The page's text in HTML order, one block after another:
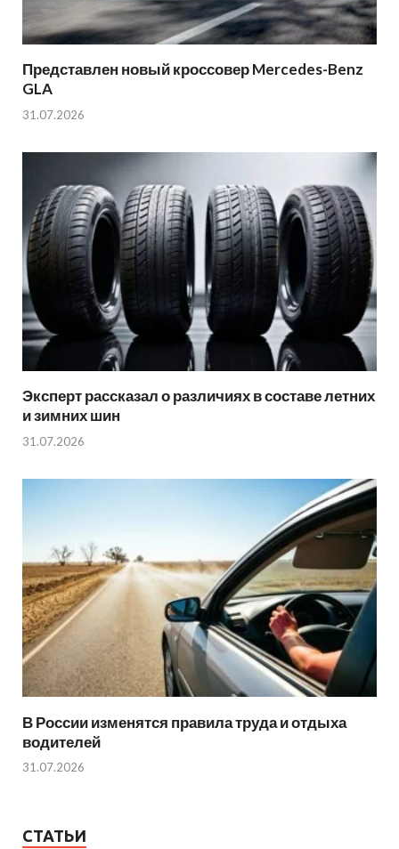
Представлен новый кроссовер Mercedes-Benz
GLA
31.07.2026
Эксперт рассказал о различиях в составе летних
и зимних шин
31.07.2026
В России изменятся правила труда и отдыха
водителей
31.07.2026
СТАТЬИ